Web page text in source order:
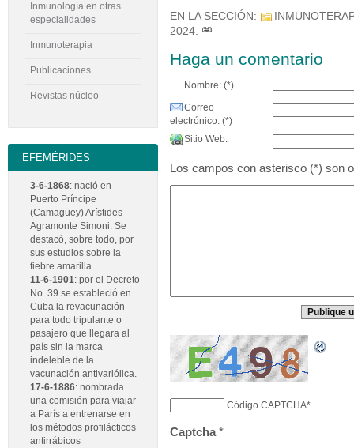
EN LA SECCIÓN:
2024.
Haga un comentario
Nombre: (*)
Correo
electrónico: (*)
Sitio Web:
Los campos con asterisco (*) son
Código CAPTCHA*
Captcha*
Inmunología en otras
especialidades
Inmunoterapia
Publicaciones
Revistas núcleo
EFEMÉRIDES
3-6-1868: nació en
Puerto Príncipe
(Camagüey) Arístides
Agramonte Simoni. Se
destacó, sobre todo, por
sus estudios sobre la
fiebre amarilla.
11-6-1901: por el Decreto
No. 39 se estableció en
Cuba la revacunación
para todo tripulante o
pasajero que llegara al
país sin la marca
indeleble de la
vacunación antivariólica.
17-6-1886: nombrada
una comisión para viajar
a París a entrenarse en
los métodos profilácticos
antirrábicos